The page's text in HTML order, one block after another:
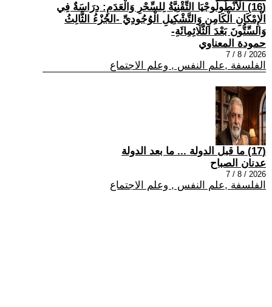
(16) الْأَنْطُولُوجْيَا التِّقْنِيَّةُ لِلسِّحْرِ وَالْعَدَمِ: دِرَاسَةٌ فِي
الْإِمْكَانِ الْكَامِنِ وَالتَّشْكِيلِ الْوُجُودِيِّ -الجُزْءُ الثَّالِثُ
وَالسِّتُّونَ بَعْدَ الثَّلَاثِمِائَةِ-
حمودة المعناوي
2026 / 8 / 7
الفلسفة ,علم النفس , وعلم الاجتماع
(17) ما قبل الدولة ... ما بعد الدولة
عدنان الصباح
2026 / 8 / 7
الفلسفة ,علم النفس , وعلم الاجتماع